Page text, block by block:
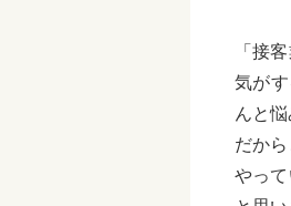
「接
気が
んと悩
だか
やっ